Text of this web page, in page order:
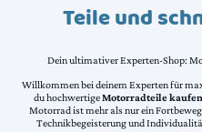
Teile und
Dein ultimativer Experten-Shop:
Willkommen bei deinem Experten für
du hochwertigeMotorradteile kaufen
Motorrad ist mehr als nur ein
Technikbegeisterung und